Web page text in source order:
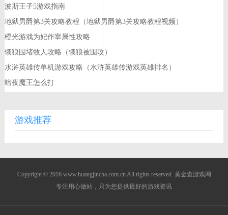
波斯王子5游戏指南
地狱男爵第3关攻略教程（地狱男爵第3关攻略教程视频）
橙光游戏为妃作宰属性攻略
饿狼围堵牧人攻略（饿狼被围攻）
水浒英雄传单机游戏攻略（水浒英雄传游戏英雄排名）
暗夜魔王怎么打
游戏推荐
Copyright © 2016 www.huangjincha.com.cn All rights reserved. 黄金查游戏网
专注用心做站，只为您提供最好的游戏资讯